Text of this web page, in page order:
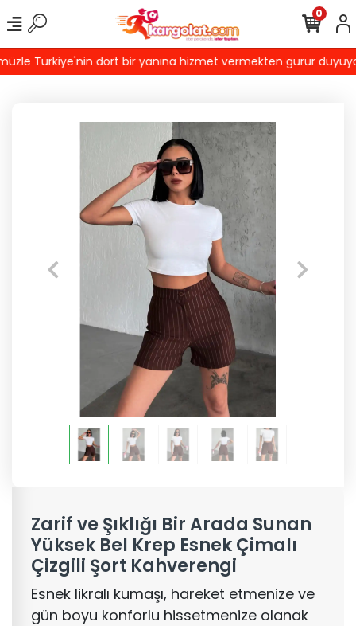
Türkiye'nin dört bir yanına hizmet vermekten gurur
0
Zarif ve Şıklığı Bir Arada Sunan
Yüksek Bel Krep Esnek Çimalı
Çizgili Şort Kahverengi
Esnek likralı kumaşı, hareket etmenize ve
gün boyu konforlu hissetmenize olanak